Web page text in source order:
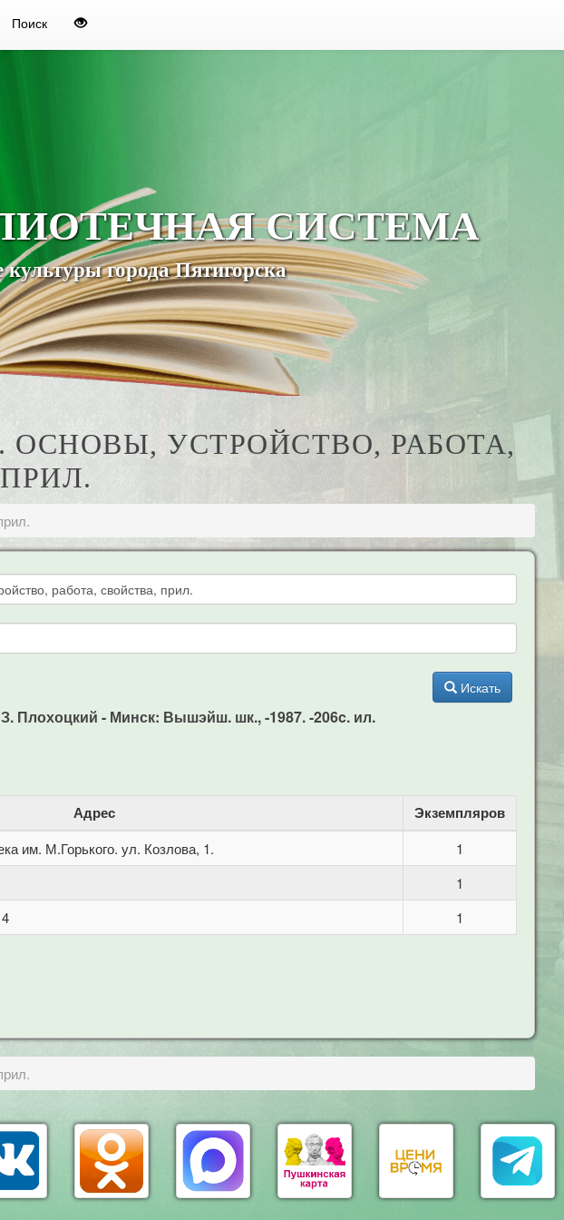
Поиск
СИСТЕМА
города Пятигорска
ОСНОВЫ, УСТРОЙСТВО, РАБОТА,
Искать
Плохоцкий - Минск: Вышэйш. шк., -1987. -206c. ил.
Адрес Экземпляров
им. М.Горького. ул. Козлова, 1.
1
1
1